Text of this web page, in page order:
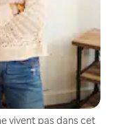
vivent pas dans cet